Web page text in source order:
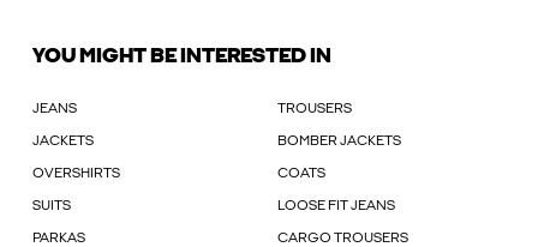
YOU MIGHT BE INTERESTED IN
JEANS TROUSERS
JACKETS BOMBER JACKETS
OVERSHIRTS COATS
SUITS LOOSE FIT JEANS
PARKAS CARGO TROUSERS